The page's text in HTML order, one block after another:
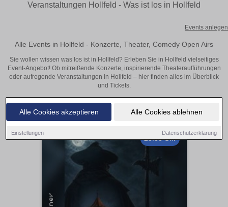
Alle Cookies akzeptieren Alle Cookies ablehnen
Einstellungen Datenschutzerklärung
Veranstaltungen Hollfeld - Was ist los in Hollfeld
Events anlegen
Alle Events in Hollfeld - Konzerte, Theater, Comedy Open Airs
Sie wollen wissen was los ist in Hollfeld? Erleben Sie in Hollfeld vielseitiges
Event-Angebot! Ob mitreißende Konzerte, inspirierende Theateraufführungen
oder aufregende Veranstaltungen in Hollfeld – hier finden alles im Überblick
und Tickets.
20:00 Uhr